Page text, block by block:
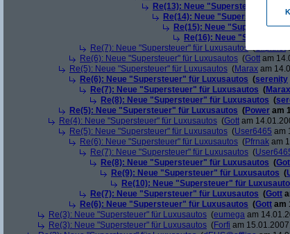
Re(13): Neue "Supersteuer" für
Re(14): Neue "Supersteuer"
Re(15): Neue "Supersteuer"
Re(16): Neue
Re(7): Neue "Supersteuer" für Luxusautos(Slipknot
Re(6): Neue "Supersteuer" für Luxusautos (Gott am
Re(5): Neue "Supersteuer" für Luxusautos (Marax am
Re(6): Neue "Supersteuer" für Luxusautos (serenity
Re(7): Neue "Supersteuer" für Luxusautos (Marax
Re(8): Neue "Supersteuer" für Luxusautos (
Re(5): Neue "Supersteuer" für Luxusautos (Power am
Re(4): Neue "Supersteuer" für Luxusautos (Gott am
Re(5): Neue "Supersteuer" für Luxusautos (User6465 am
Re(6): Neue "Supersteuer" für Luxusautos (Pfrnak am
Re(7): Neue "Supersteuer" für Luxusautos (
Re(8): Neue "Supersteuer" für Luxusautos (
Re(9): Neue "Supersteuer" für Luxusautos (
Re(10): Neue "Supersteuer" für
Re(7): Neue "Supersteuer" für Luxusautos (Gott
Re(6): Neue "Supersteuer" für Luxusautos (Gott am
Re(3): Neue "Supersteuer" für Luxusautos (eumega am
Re(3): Neue "Supersteuer" für Luxusautos (Forfi am